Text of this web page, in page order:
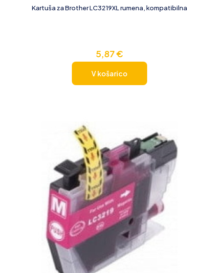
Kartuša za Brother LC3219XL rumena, kompatibilna
5,87€
V košarico